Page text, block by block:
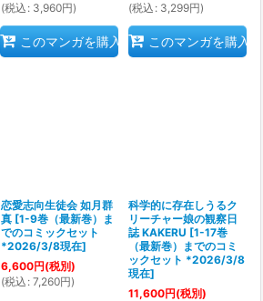
(税込 : 3,960円)
このマンガを購入
(税込 : 3,299円)
このマンガを購入
恋愛志向生徒会 如月群
真 [1-9巻（最新巻）ま
でのコミックセット
*2026/3/8現在]
6,600円(税別)
(税込 : 7,260円)
科学的に存在しうるク
リーチャー娘の観察日
誌 KAKERU [1-17巻
（最新巻）までのコミ
ックセット *2026/3/8
現在]
11,600円(税別)